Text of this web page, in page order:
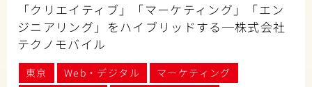
「クリエイティブ」「マーケティング」「エン
ジニアリング」をハイブリッドする─株式会社
テクノモバイル
東京 Web・デジタル
マーケティング